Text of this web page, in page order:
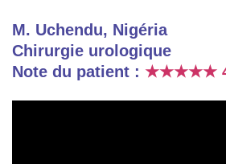
M. Uchendu, Nigéria
Chirurgie urologique
Note du patient : ★★★★★